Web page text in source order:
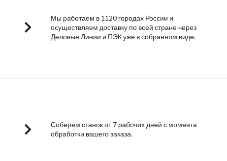
Мы работаем в 1120 городах России и
осуществляем доставку по всей стране через
Деловые Линии и ПЭК уже в собранном виде.
Соберем станок от 7 рабочих дней с момента
обработки вашего заказа.